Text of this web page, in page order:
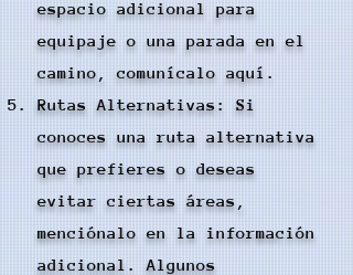
espacio adicional para
equipaje o una parada en el
camino, comunícalo aquí.
Rutas Alternativas: Si
conoces una ruta alternativa
que prefieres o deseas
evitar ciertas áreas,
menciónalo en la información
adicional. Algunos